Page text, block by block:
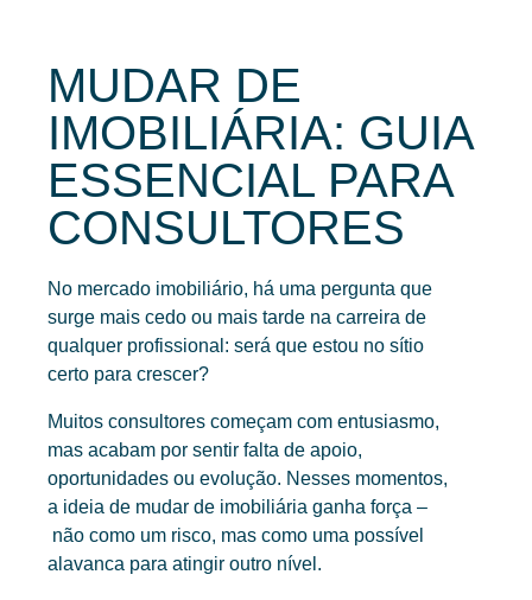
CONTACTOS
0
EN
MUDAR DE
IMOBILIÁRIA: GUIA
ESSENCIAL PARA
CONSULTORES
No mercado imobiliário, há uma pergunta que
surge mais cedo ou mais tarde na carreira de
qualquer profissional: será que estou no sítio
certo para crescer?
Muitos consultores começam com entusiasmo,
mas acabam por sentir falta de apoio,
oportunidades ou evolução. Nesses momentos,
a ideia de mudar de imobiliária ganha força –
não como um risco, mas como uma possível
alavanca para atingir outro nível.